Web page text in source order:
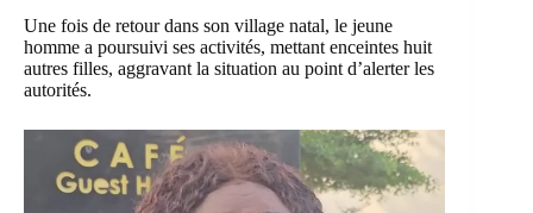
Une fois de retour dans son village natal, le jeune
homme a poursuivi ses activités, mettant enceintes huit
autres filles, aggravant la situation au point d’alerter les
autorités.